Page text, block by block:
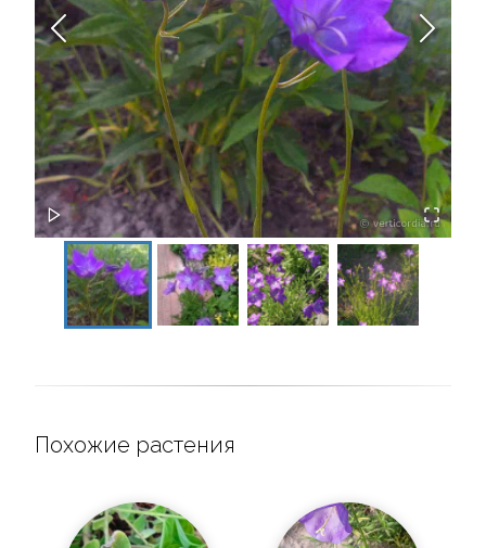
Похожие растения